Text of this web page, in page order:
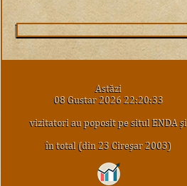
Astăzi
08 Gustar 2026 22:20:33
vizitatori au poposit pe situl ENDA şi
în total (din 23 Cireşar 2003)